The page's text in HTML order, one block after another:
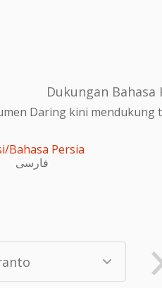
Dukungan Bahasa
Daring kini
Bahasa Persia
فارسی